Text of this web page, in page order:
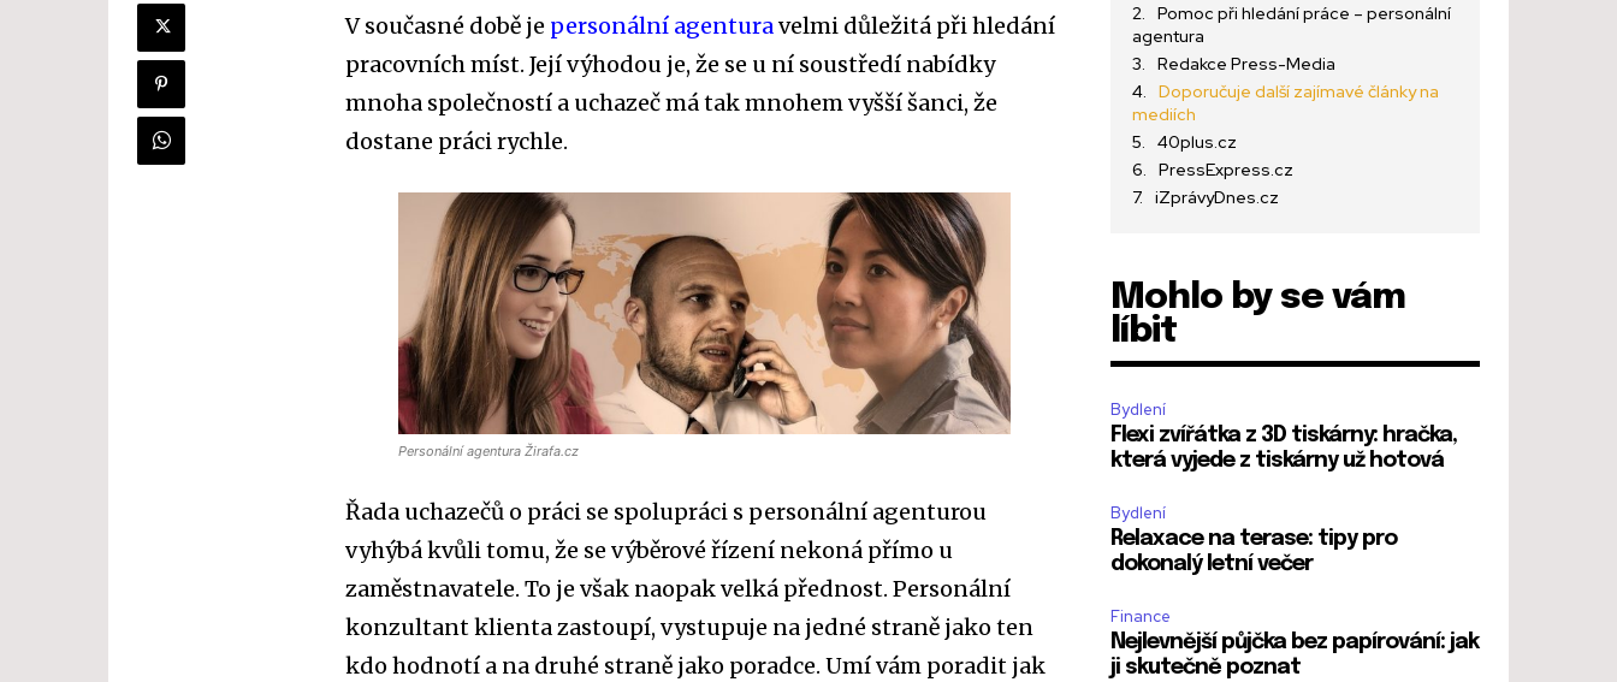
V současné době je personální agenturavelmi důležitá při hledání
pracovních míst. Její výhodou je, že se u ní soustředí nabídky
mnoha společností a uchazeč má tak mnohem vyšší šanci, že
dostane práci rychle.
Personální agentura Žirafa.cz
Řada uchazečů o práci se spolupráci s personální agenturou
vyhýbá kvůli tomu, že se výběrové řízení nekoná přímo u
zaměstnavatele. To je však naopak velká přednost. Personální
konzultant klienta zastoupí, vystupuje na jedné straně jako ten
kdo hodnotí a na druhé straně jako poradce. Umí vám poradit jak
Pomoc při hledání práce – personální
agentura
Redakce Press-Media
Doporučuje další zajímavé články na
mediích
40plus.cz
PressExpress.cz
iZprávyDnes.cz
Mohlo by se vám
líbit
Bydlení
Flexi zvířátka z 3D tiskárny: hračka,
která vyjede z tiskárny už hotová
Bydlení
Relaxace na terase: tipy pro
dokonalý letní večer
Finance
Nejlevnější půjčka bez papírování: jak
ji skutečně poznat